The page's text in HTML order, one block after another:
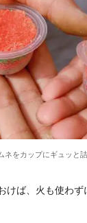
ネをカップにギュッと詰
けば、火も使わず